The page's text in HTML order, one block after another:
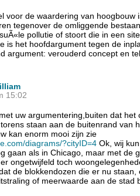
voor de waardering van hoogbouw
tegenover de omliggende
pollutie of stoort die in een
is het hoofdargument tegen de
argument: verouderd concept en
15:02
uw argumentering,buiten dat het
staan aan de buitenrand van
kan enorm mooi zijn zie
diagrams/?cityID=4 Ok, wij
gaan als in Chicago, maar met de
ongetwijfeld toch
de blokkendozen die er nu staan,
of meerwaarde aan de stad